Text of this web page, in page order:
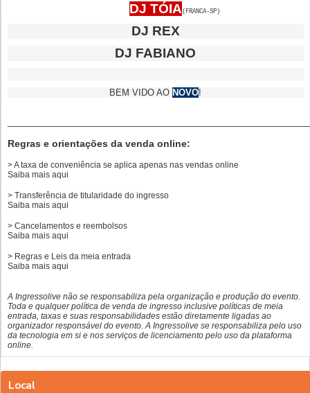
DJ TÓIA (FRANCA-SP)
DJ REX
DJ FABIANO
BEM VIDO AO NOVO!
Regras e orientações da venda online:
> A taxa de conveniência se aplica apenas nas vendas online
Saiba mais aqui
> Transferência de titularidade do ingresso
Saiba mais aqui
> Cancelamentos e reembolsos
Saiba mais aqui
> Regras e Leis da meia entrada
Saiba mais aqui
A Ingressolive não se responsabiliza pela organização e produção do evento.
Toda e qualquer política de venda de ingresso inclusive políticas de meia
entrada, taxas e suas responsabilidades estão diretamente ligadas ao
organizador responsável do evento. A Ingressolive se responsabiliza pelo uso
da tecnologia em si e nos serviços de licenciamento pelo uso da plataforma
online.
Local